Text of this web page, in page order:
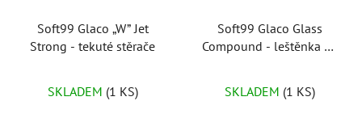
Soft99 Glaco „W” Jet
Strong - tekuté stěrače
SKLADEM (1 KS)
Soft99 Glaco Glass
Compound - leštěnka na
SKLADEM (1 KS)